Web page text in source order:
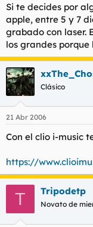
Si te decides por
apple, entre 5 y 7
grabado con laser.
los grandes
Clásico
21 Abr 2006
Con el clio i-music
https://
T Tripodetp
Novato de